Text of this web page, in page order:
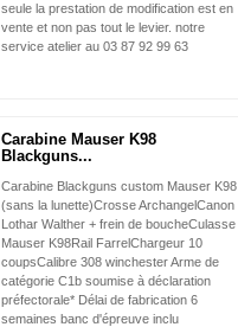
seule la prestation de modification est en
vente et non pas tout le levier. notre
service atelier au 03 87 92 99 63
Carabine Mauser K98
Blackguns...
Carabine Blackguns custom Mauser K98
(sans la lunette)Crosse ArchangelCanon
Lothar Walther + frein de boucheCulasse
Mauser K98Rail FarrelChargeur 10
coupsCalibre 308 winchester Arme de
catégorie C1b soumise à déclaration
préfectorale* Délai de fabrication 6
semaines banc d'épreuve inclu